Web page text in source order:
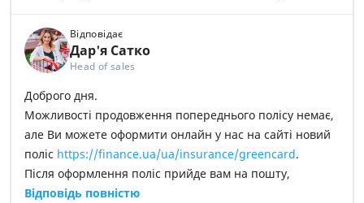
Відповідає
Дар'я Сатко
Head of sales
Доброго дня.
Можливості продовження попереднього полісу немає,
але Ви можете оформити онлайн у нас на сайті новий
поліс https://finance.ua/ua/insurance/greencard.
Після оформлення поліс прийде вам на пошту,
достатньо буде мати його електронну версію в
Відповідь повністю